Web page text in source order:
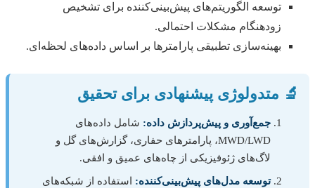
توسعه الگوریتم‌های پیش‌بینی‌کننده برای تشخیص
زودهنگام مشکلات احتمالی.
بهینه‌سازی تطبیقی پارامترها بر اساس داده‌های لحظه‌ای.
🔬 متدولوژی پیشنهادی برای تحقیق
جمع‌آوری و پیش‌پردازش داده: شامل داده‌های
MWD/LWD، پارامترهای حفاری، گزارش‌های گل و
لاگ‌های ژئوفیزیکی از چاه‌های عمیق و افقی.
توسعه مدل‌های پیش‌بینی‌کننده: استفاده از شبکه‌های